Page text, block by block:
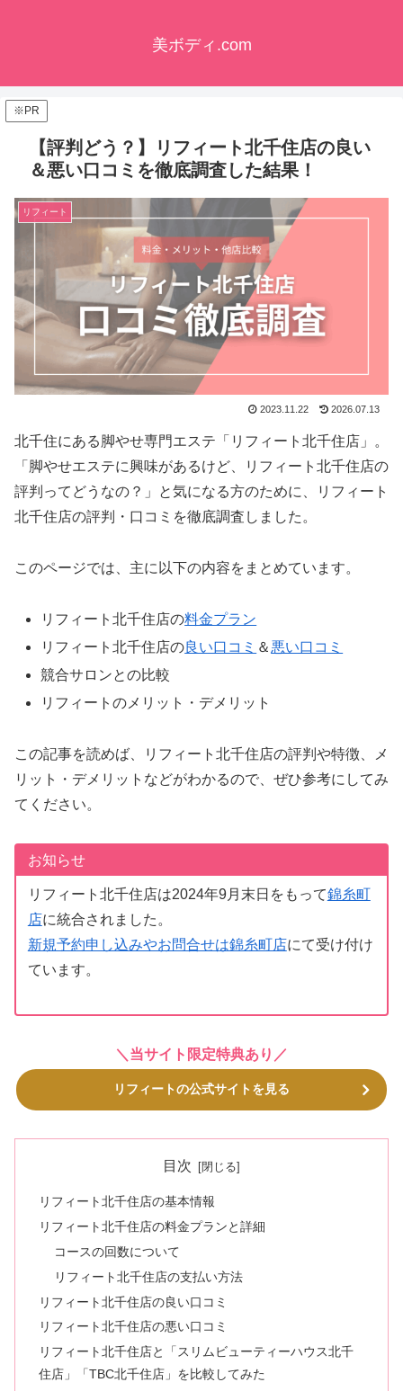
美ボディ.com
※PR
【評判どう？】リフィート北千住店の良い
＆悪い口コミを徹底調査した結果！
リフィート
2023.11.22 2026.07.13
北千住にある脚やせ専門エステ「リフィート北千住店」。
「脚やせエステに興味があるけど、リフィート北千住店の
評判ってどうなの？」と気になる方のために、リフィート
北千住店の評判・口コミを徹底調査しました。
このページでは、主に以下の内容をまとめています。
リフィート北千住店の料金プラン
リフィート北千住店の良い口コミ ＆ 悪い口コミ
競合サロンとの比較
リフィートのメリット・デメリット
この記事を読めば、リフィート北千住店の評判や特徴、メ
リット・デメリットなどがわかるので、ぜひ参考にしてみ
てください。
お知らせ
リフィート北千住店は2024年9月末日をもって錦糸町
店に統合されました。
新規予約申し込みやお問合せは錦糸町店にて受け付け
ています。
＼当サイト限定特典あり／
リフィートの公式サイトを見る
目次
リフィート北千住店の基本情報
リフィート北千住店の料金プランと詳細
コースの回数について
リフィート北千住店の支払い方法
リフィート北千住店の良い口コミ
リフィート北千住店の悪い口コミ
リフィート北千住店と「スリムビューティーハウス北千
住店」「TBC北千住店」を比較してみた